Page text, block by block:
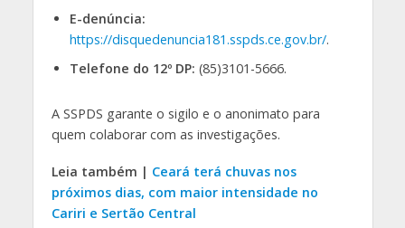
E-denúncia:
https://disquedenuncia181.sspds.ce.gov.br/.
Telefone do 12º DP: (85)3101-5666.
A SSPDS garante o sigilo e o anonimato para
quem colaborar com as investigações.
Leia também | Ceará terá chuvas nos
próximos dias, com maior intensidade no
Cariri e Sertão Central